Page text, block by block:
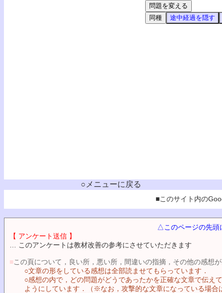
○メニューに戻る
■このサイト内の
△このページの先
【 アンケート送信 】
… このアンケートは教材改善の参考にさせていただきます
■この頁について，良い所，悪い所，間違いの指摘，その他の感想
○文章の形をしている感想は全部読ませてもらっています．
○感想の内で，どの問題がどうであったかを正確な文章で伝え
ようにしています．（※なお，攻撃的な文章になっている場